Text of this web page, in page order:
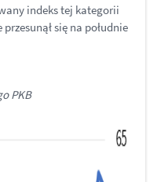
indeks tej kategorii
się na południe
PKB